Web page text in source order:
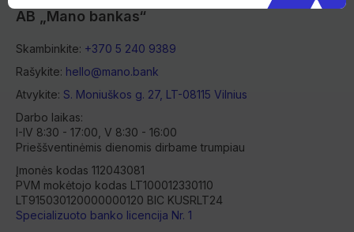
AB „Mano bankas“
Skambinkite: +370 5 240 9389
Rašykite: hello@mano.bank
Atvykite: S. Moniuškos g. 27, LT-08115 Vilnius
Darbo laikas:
I-IV 8:30 - 17:00, V 8:30 - 16:00
Prieššventinėmis dienomis dirbame trumpiau
Įmonės kodas 112043081
PVM mokėtojo kodas LT100012330110
LT915030120000000120 BIC KUSRLT24
Specializuoto banko licencija Nr. 1